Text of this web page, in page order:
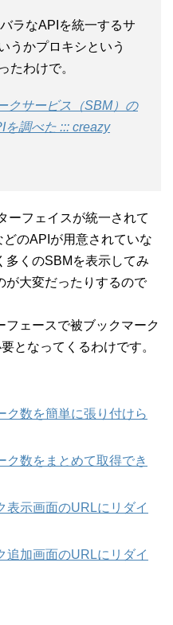
ラなAPIを統一するサ
うかプロキシという
たわけで。
クサービス（SBM）の
を調べた ::: creazy
ーフェイスが統一されて
のAPIが用意されていな
多くのSBMを表示してみ
が大変だったりするので
フェースで被ブックマーク
となってくるわけです。
ク数を簡単に張り付けら
ク数をまとめて取得でき
表示画面のURLにリダイ
追加画面のURLにリダイ